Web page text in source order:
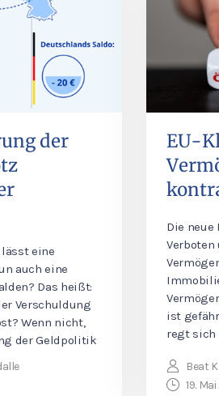
der
eine
auch eine
Das heißt:
Verschuldung
Wenn nicht,
der Geldpolitik
EU-
Die
Verboten
ist
regt sich
Beat
19.